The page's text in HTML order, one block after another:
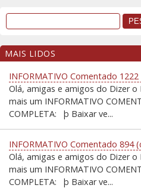
MAIS LIDOS
INFORMATIVO Comentado
Olá, amigas e amigos do Dizer o
mais um INFORMATIVO
COMPLETA: þ Baixar ve...
INFORMATIVO Comentado 894
Olá, amigas e amigos do Dizer o
mais um INFORMATIVO
COMPLETA: þ Baixar ve...